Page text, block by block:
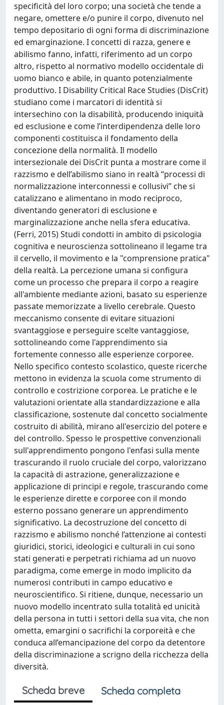
specificità del loro corpo; una società che tende a
negare, omettere e/o punire il corpo, divenuto nel
tempo depositario di ogni forma di discriminazione
ed emarginazione. I concetti di razza, genere e
abilismo fanno, infatti, riferimento ad un corpo
altro, rispetto al normativo modello occidentale di
uomo bianco e abile, in quanto potenzialmente
produttivo. I Disability Critical Race Studies (DisCrit)
studiano come i marcatori di identità si
intersechino con la disabilità, producendo iniquità
ed esclusione e come l’interdipendenza delle loro
componenti costituisca il fondamento della
concezione della normalità. Il modello
intersezionale dei DisCrit punta a mostrare come il
razzismo e dell’abilismo siano in realtà “processi di
normalizzazione interconnessi e collusivi” che si
catalizzano e alimentano in modo reciproco,
diventando generatori di esclusione e
marginalizzazione anche nella sfera educativa.
(Ferri, 2015) Studi condotti in ambito di psicologia
cognitiva e neuroscienza sottolineano il legame tra
il cervello, il movimento e la "comprensione pratica"
della realtà. La percezione umana si configura
come un processo che prepara il corpo a reagire
all'ambiente mediante azioni, basato su esperienze
passate memorizzate a livello cerebrale. Questo
meccanismo consente di evitare situazioni
svantaggiose e perseguire scelte vantaggiose,
sottolineando come l'apprendimento sia
fortemente connesso alle esperienze corporee.
Nello specifico contesto scolastico, queste ricerche
mettono in evidenza la scuola come strumento di
controllo e costrizione corporea. Le pratiche e le
valutazioni orientate alla standardizzazione e alla
classificazione, sostenute dal concetto socialmente
costruito di abilità, mirano all'esercizio del potere e
del controllo. Spesso le prospettive convenzionali
sull'apprendimento pongono l'enfasi sulla mente
trascurando il ruolo cruciale del corpo, valorizzano
la capacità di astrazione, generalizzazione e
applicazione di principi e regole, trascurando come
le esperienze dirette e corporee con il mondo
esterno possano generare un apprendimento
significativo. La decostruzione del concetto di
razzismo e abilismo nonché l’attenzione ai contesti
giuridici, storici, ideologici e culturali in cui sono
stati generati e perpetrati richiama ad un nuovo
paradigma, come emerge in modo implicito da
numerosi contributi in campo educativo e
neuroscientifico. Si ritiene, dunque, necessario un
nuovo modello incentrato sulla totalità ed unicità
della persona in tutti i settori della sua vita, che non
ometta, emargini o sacrifichi la corporeità e che
conduca all’emancipazione del corpo da detentore
della discriminazione a scrigno della ricchezza della
diversità.
Scheda breve
Scheda completa